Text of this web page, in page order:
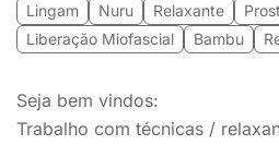
Lingam Nuru Relaxante
Liberação Miofascial
Bambu
Seja bem vindos:
Trabalho com técnicas /